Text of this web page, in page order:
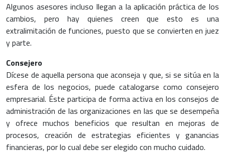
Algunos asesores incluso llegan a la aplicación práctica de los
cambios, pero hay quienes creen que esto es una
extralimitación de funciones, puesto que se convierten en juez
y parte.
Consejero
Dícese de aquella persona que aconseja y que, si se sitúa en la
esfera de los negocios, puede catalogarse como consejero
empresarial. Éste participa de forma activa en los consejos de
administración de las organizaciones en las que se desempeña
y ofrece muchos beneficios que resultan en mejoras de
procesos, creación de estrategias eficientes y ganancias
financieras, por lo cual debe ser elegido con mucho cuidado.